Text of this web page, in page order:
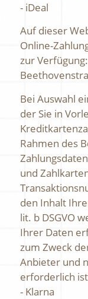
- iDeal
Auf dieser
Online-
zur
Bei Auswahl
der Sie in
Rahmen des
und
den Inhalt
lit. b DSGVO
Ihrer Daten
zum Zweck
Anbieter und
erforderlich
- Klarna